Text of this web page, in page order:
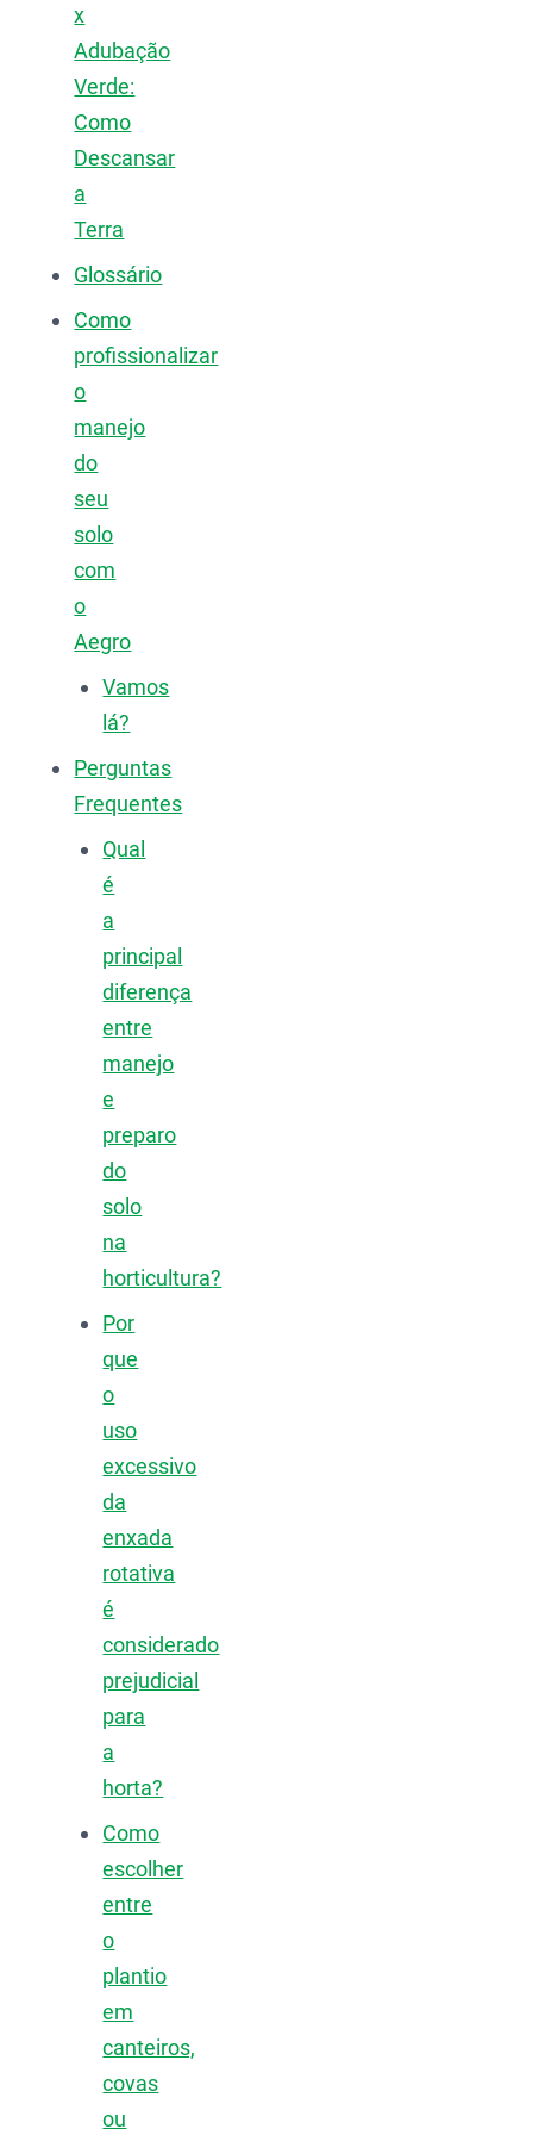
x
Adubação
Verde:
Como
Descansar
a
Terra
Glossário
Como
profissionalizar
o
manejo
do
seu
solo
com
o
Aegro
Vamos
lá?
Perguntas
Frequentes
Qual
é
a
principal
diferença
entre
manejo
e
preparo
do
solo
na
horticultura?
Por
que
o
uso
excessivo
da
enxada
rotativa
é
considerado
prejudicial
para
a
horta?
Como
escolher
entre
o
plantio
em
canteiros,
covas
ou